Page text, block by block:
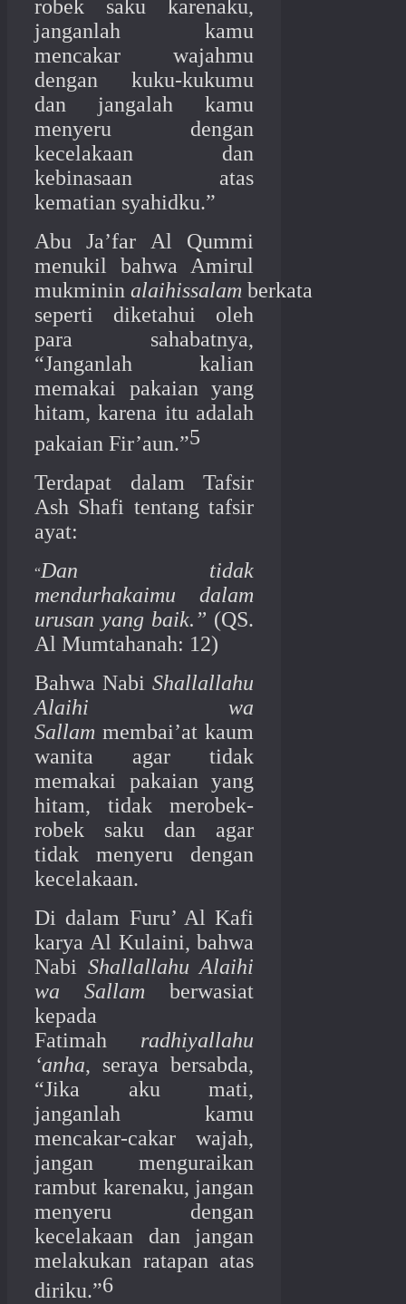
robek saku karenaku,
janganlah kamu
mencakar wajahmu
dengan kuku-kukumu
dan jangalah kamu
menyeru dengan
kecelakaan dan
kebinasaan atas
kematian syahidku.”
Abu Ja’far Al Qummi
menukil bahwa Amirul
mukminin alaihissalam berkata
seperti diketahui oleh
para sahabatnya,
“Janganlah kalian
memakai pakaian yang
hitam, karena itu adalah
pakaian Fir’aun.”5
Terdapat dalam Tafsir
Ash Shafi tentang tafsir
ayat:
“Dan tidak
mendurhakaimu dalam
urusan yang baik.” (QS.
Al Mumtahanah: 12)
Bahwa NabiShallallahu
Alaihi wa
Sallam membai’at kaum
wanita agar tidak
memakai pakaian yang
hitam, tidak merobek-
robek saku dan agar
tidak menyeru dengan
kecelakaan.
Di dalam Furu’ Al Kafi
karya Al Kulaini, bahwa
Nabi Shallallahu Alaihi
wa Sallam berwasiat
kepada
Fatimah radhiyallahu
‘anha, seraya bersabda,
“Jika aku mati,
janganlah kamu
mencakar-cakar wajah,
jangan menguraikan
rambut karenaku, jangan
menyeru dengan
kecelakaan dan jangan
melakukan ratapan atas
diriku.”6